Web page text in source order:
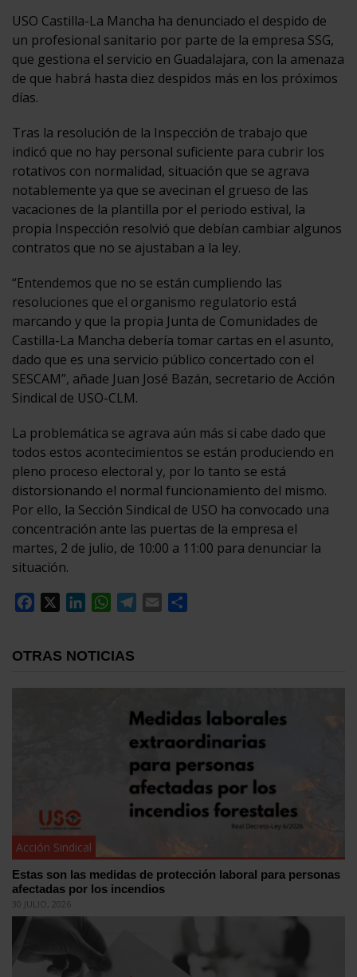
USO Castilla-La Mancha ha denunciado el despido de
un profesional sanitario por parte de la empresa SSG,
que gestiona el servicio en Guadalajara, con la amenaza
de que habrá hasta diez despidos más en los próximos
días.
Tras la resolución de la Inspección de trabajo que
indicó que no hay personal suficiente para cubrir los
rotativos con normalidad, situación que se agrava
notablemente ya que se avecinan el grueso de las
vacaciones de la plantilla por el periodo estival, la
propia Inspección resolvió que debían cambiar algunos
contratos que no se ajustaban a la ley.
“Entendemos que no se están cumpliendo las
resoluciones que el organismo regulatorio está
marcando y que la propia Junta de Comunidades de
Castilla-La Mancha debería tomar cartas en el asunto,
dado que es una servicio público concertado con el
SESCAM”, añade Juan José Bazán, secretario de Acción
Sindical de USO-CLM.
La problemática se agrava aún más si cabe dado que
todos estos acontecimientos se están produciendo en
pleno proceso electoral y, por lo tanto se está
distorsionando el normal funcionamiento del mismo.
Por ello, la Sección Sindical de USO ha convocado una
concentración ante las puertas de la empresa el
martes, 2 de julio, de 10:00 a 11:00 para denunciar la
situación.
Facebook
LinkedInWhatsApp
Telegram
Email
OTRAS NOTICIAS
Acción Sindical
Estas son las medidas de protección laboral para personas
afectadas por los incendios
30 JULIO, 2026